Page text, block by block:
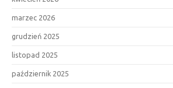
marzec 2026
grudzień 2025
listopad 2025
październik 2025